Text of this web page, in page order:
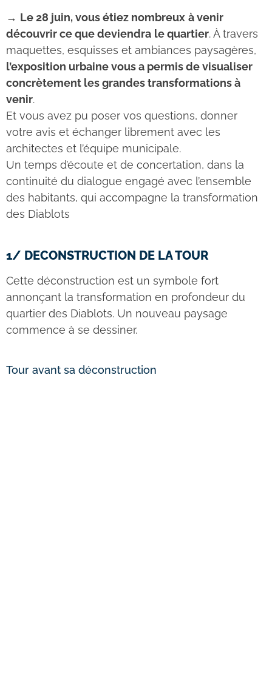
→ Le 28 juin, vous étiez nombreux à venir
découvrir ce que deviendra le quartier. À travers
maquettes, esquisses et ambiances paysagères,
l’exposition urbaine vous a permis de visualiser
concrètement les grandes transformations à
venir.
Et vous avez pu poser vos questions, donner
votre avis et échanger librement avec les
architectes et l’équipe municipale.
Un temps d’écoute et de concertation, dans la
continuité du dialogue engagé avec l’ensemble
des habitants, qui accompagne la transformation
des Diablots
1/ DECONSTRUCTION DE LA TOUR
Cette déconstruction est un symbole fort
annonçant la transformation en profondeur du
quartier des Diablots. Un nouveau paysage
commence à se dessiner.
Tour avant sa déconstruction